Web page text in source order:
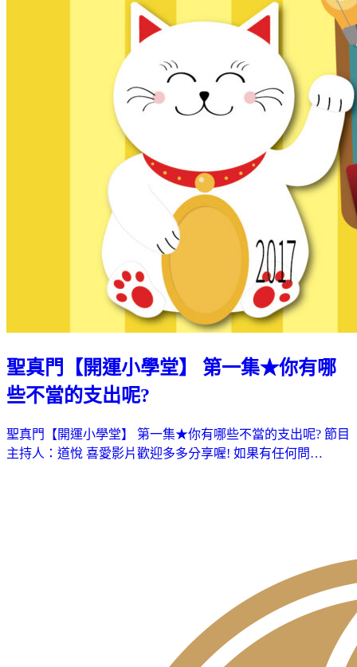
聖真門【開運小學堂】 第一集★你有哪
些不當的支出呢?
聖真門【開運小學堂】 第一集★你有哪些不當的支出呢? 節目
主持人：道悅 喜愛影片歡迎多多分享喔! 如果有任何問…